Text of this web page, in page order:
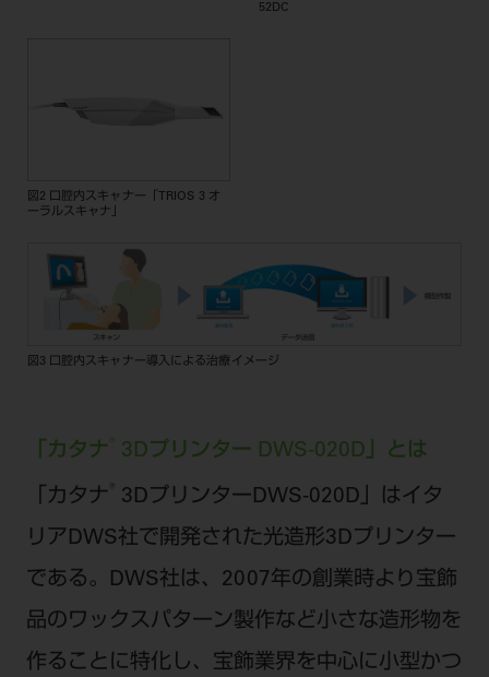
52DC
図2 口腔内スキャナー「TRIOS 3 オ
ーラルスキャナ」
図3 口腔内スキャナー導入による治療イメージ
「カタナ 3Dプリンター DWS-020D」とは
「カタナ
3DプリンターDWS-020D」はイタ
リアDWS社で開発された光造形3Dプリンター
である。DWS社は、2007年の創業時より宝飾
品のワックスパターン製作など小さな造形物を
作ることに特化し、宝飾業界を中心に小型かつ